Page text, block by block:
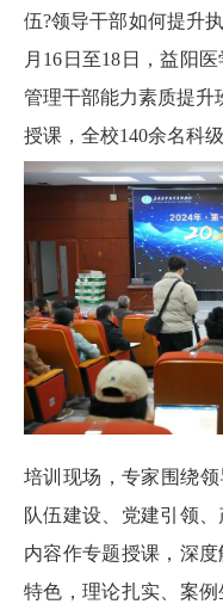
伍?领导干部如何提升
月16日至18日，益阳
管理干部能力素质提升
授课，全校140余名科
培训现场，专家围绕
队伍建设、党建引领
内容作专题授课，深
特色，理论扎实、案